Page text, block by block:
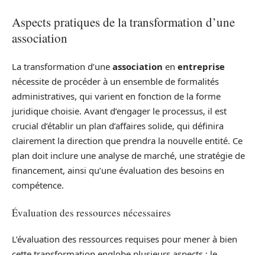
Aspects pratiques de la transformation d’une
association
La transformation d’une association en entreprise
nécessite de procéder à un ensemble de formalités
administratives, qui varient en fonction de la forme
juridique choisie. Avant d’engager le processus, il est
crucial d’établir un plan d’affaires solide, qui définira
clairement la direction que prendra la nouvelle entité. Ce
plan doit inclure une analyse de marché, une stratégie de
financement, ainsi qu’une évaluation des besoins en
compétence.
Évaluation des ressources nécessaires
L’évaluation des ressources requises pour mener à bien